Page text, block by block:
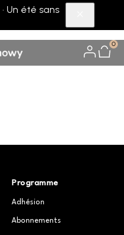
· Un été sans
0
Programme
Adhésion
Abonnements